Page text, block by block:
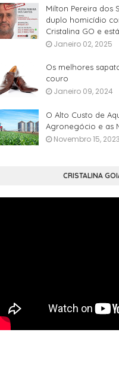
Milton Pereira dos
duplo homicídio
Cristalina GO e
Janeiro 02, 2025
Os melhores
couro
Janeiro 09, 2024
O Alto Custo de
Agronegócio e as
Novembro 15, 2023
CRISTALINA